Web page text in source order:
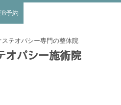
予約
テオパシー専門の整体院
オパシー施術院